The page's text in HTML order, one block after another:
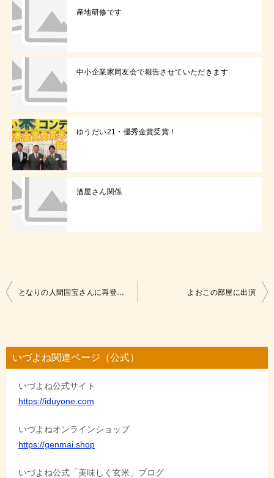
産地研修です
中小企業家同友会で報告させていただきます
ゆうだい21・優秀金賞受賞！
酒屋さん関係
投
ビ
ゲ
よおこの部屋に出演
いづよね関連ページ（公式）
いづよね公式サイト
https://iduyone.com
いづよねオンラインショップ
https://genmai.shop
いづよね公式「美味しく玄米」ブログ